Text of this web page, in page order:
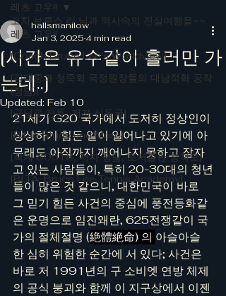
코치 브루스 리 님과 역사속의 진실여행을~~
레츠 고우!!
[Coach Bruce Lee's Worldview]
[김대중과 청죽회 국정원장들의 대남적화 공작
(정담)]
[금남로 전투, 저자 신동국]
[Bible Study and More]
[작계 80518, 저자 정담, 도서출판 청척모]
[BLTA: Bruce Lee Tennis Academy]
레츠 고우!!
[시간은 유수같이 흘러만 가
는데..]
hallsmanilow
Jan 3, 2025 4 min read
Updated: Feb 10
21세기 G20 국가에서 도저히 정상인이
상상하기 힘든 일이 일어나고 있기에 아
무래도 아직까지 깨어나지 못하고 잠자
고 있는 사람들이, 특히 20-30대의 청년
들이 많은 것 같으니, 대한민국이 바로
그 믿기 힘든 사건의 중심에 풍전등화같
은 운명으로 임진왜란, 625전쟁같이 국
가의 절체절명 (絶體絶命) 의 아슬아슬
한 심히 위험한 순간에 서 있다; 사건은
바로 저 1991년의 구 소비엣 연방 체제
의 공식 붕괴와 함께 이 지구상에서 이젠